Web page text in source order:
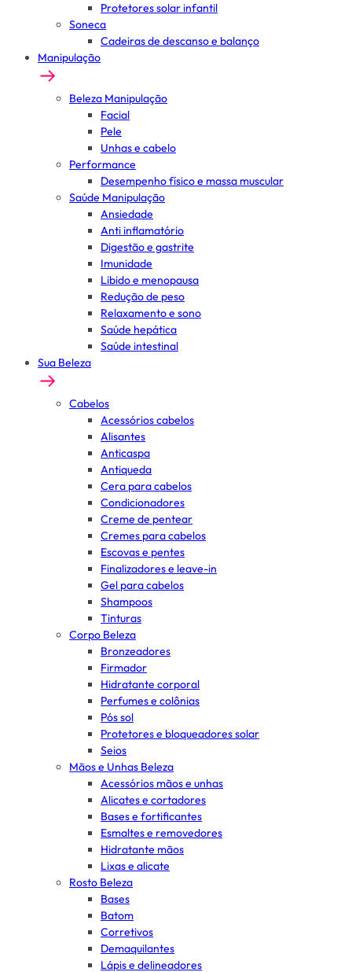
Protetores solar infantil
Soneca
Cadeiras de descanso e balanço
Manipulação
Beleza Manipulação
Facial
Pele
Unhas e cabelo
Performance
Desempenho físico e massa muscular
Saúde Manipulação
Ansiedade
Anti inflamatório
Digestão e gastrite
Imunidade
Libido e menopausa
Redução de peso
Relaxamento e sono
Saúde hepática
Saúde intestinal
Sua Beleza
Cabelos
Acessórios cabelos
Alisantes
Anticaspa
Antiqueda
Cera para cabelos
Condicionadores
Creme de pentear
Cremes para cabelos
Escovas e pentes
Finalizadores e leave-in
Gel para cabelos
Shampoos
Tinturas
Corpo Beleza
Bronzeadores
Firmador
Hidratante corporal
Perfumes e colônias
Pós sol
Protetores e bloqueadores solar
Seios
Mãos e Unhas Beleza
Acessórios mãos e unhas
Alicates e cortadores
Bases e fortificantes
Esmaltes e removedores
Hidratante mãos
Lixas e alicate
Rosto Beleza
Bases
Batom
Corretivos
Demaquilantes
Lápis e delineadores